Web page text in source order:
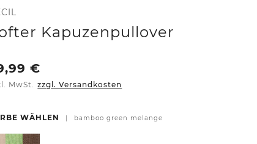
Kapuzenpullover
€
MwSt. zzgl. Versandkosten
WÄHLEN | bamboo green melange